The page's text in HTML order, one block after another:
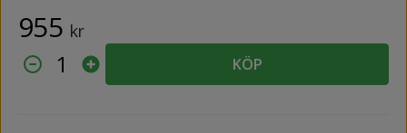
955 kr
1 KÖP